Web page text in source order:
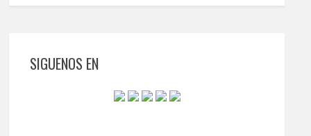
SIGUENOS EN